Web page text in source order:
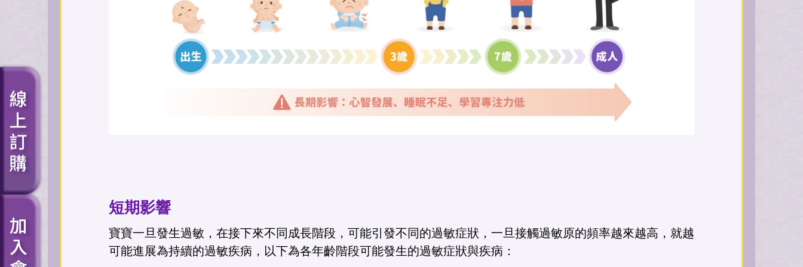
短期影響
寶寶一旦發生過敏，在接下來不同成長階段，可能引發不同的過敏症狀，一旦接觸過敏原的頻率越來越高，就越
可能進展為持續的過敏疾病，以下為各年齡階段可能發生的過敏症狀與疾病：